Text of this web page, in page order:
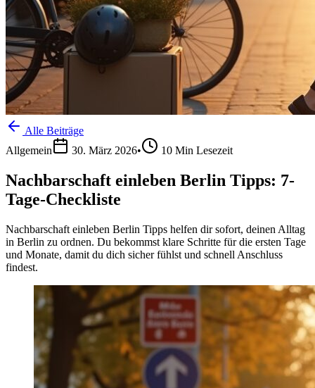
Alle Beiträge
Allgemein
30. März 2026• 10 Min Lesezeit
Nachbarschaft einleben Berlin Tipps: 7-
Tage-Checkliste
Nachbarschaft einleben Berlin Tipps helfen dir sofort, deinen Alltag
in Berlin zu ordnen. Du bekommst klare Schritte für die ersten Tage
und Monate, damit du dich sicher fühlst und schnell Anschluss
findest.